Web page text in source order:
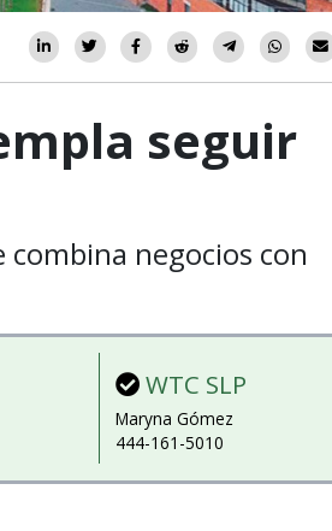
seguir
negocios con
WTC SLP
Maryna Gómez
444-161-5010